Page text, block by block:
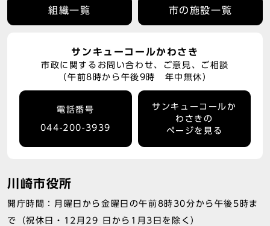
組織一覧 市の施設一覧
サンキューコールかわさき
市政に関するお問い合わせ、ご意見、ご相談
（午前8時から午後9時 年中無休）
電話番号
044-200-3939
サンキューコールか
わさきの
ページを見る
川崎市役所
開庁時間：月曜日から金曜日の午前8時30分から午後5時ま
で（祝休日・12月29 日から1月3日を除く）